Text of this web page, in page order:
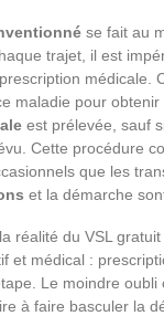
se fait au
trajet, il est
médicale.
maladie pour obtenir
est prélevée, sauf
Cette procédure
que les
et la démarche
réalité du VSL
et médical :
Le moindre oubli
à faire basculer la